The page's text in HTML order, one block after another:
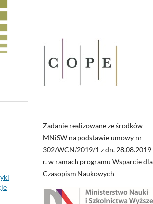
Zadanie realizowane ze środków
MNiSW na podstawie umowy nr
302/WCN/2019/1 z dn. 28.08.2019
r. w ramach programu Wsparcie dla
Czasopism Naukowych